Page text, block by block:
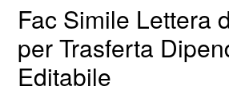
Fac Simile Lettera
per Trasferta
Editabile